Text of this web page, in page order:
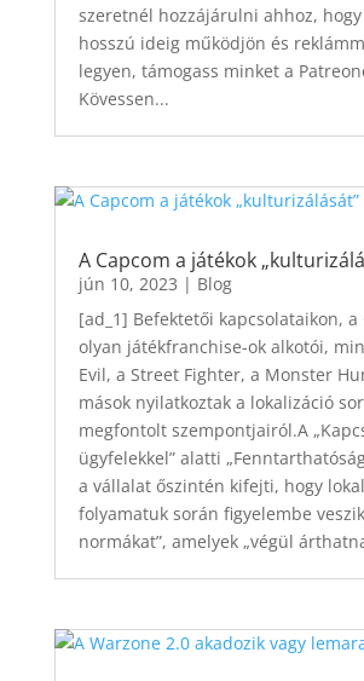
szeretnél hozzájárulni ahhoz,
hosszú ideig működjön és
legyen, támogass minket a
Kövessen...
A Capcom a játékok
jún 10, 2023 | Blog
[ad_1] Befektetői kapcsolataikon, a
olyan játékfranchise-ok alkotói,
Evil, a Street Fighter, a Monster
mások nyilatkoztak a lokalizáció
megfontolt szempontjairól.A
ügyfelekkel” alatti
a vállalat őszintén kifejti, hogy
folyamatuk során figyelembe
normákat”, amelyek „végül